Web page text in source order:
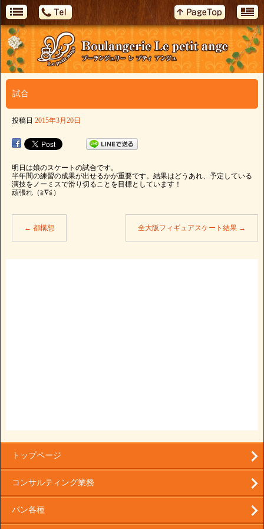
試合
投稿日 2015年3月20日
明日は娘のスケートの試合です。
半年間の練習の成果が出せるかが重要です。結果はどうあれ、予定している
演技をノーミスで滑り切ることを目標としています！
頑張れ（≧∇≦）
← 都構想 全大阪フィギュアスケート結果 →
トップページ
コンサルティング業務
パン各種